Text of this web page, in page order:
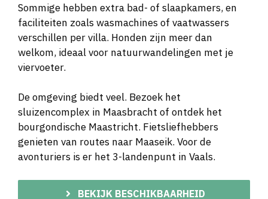
Sommige hebben extra bad- of slaapkamers, en
faciliteiten zoals wasmachines of vaatwassers
verschillen per villa. Honden zijn meer dan
welkom, ideaal voor natuurwandelingen met je
viervoeter.
De omgeving biedt veel. Bezoek het
sluizencomplex in Maasbracht of ontdek het
bourgondische Maastricht. Fietsliefhebbers
genieten van routes naar Maaseik. Voor de
avonturiers is er het 3-landenpunt in Vaals.
BEKIJK BESCHIKBAARHEID